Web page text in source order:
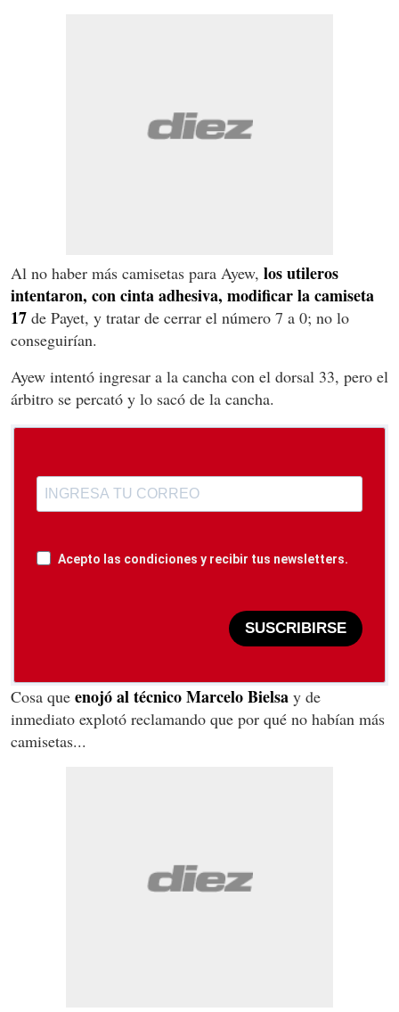
Al no haber más camisetas para Ayew, los utileros
intentaron, con cinta adhesiva, modificar la camiseta
17 de Payet, y tratar de cerrar el número 7 a 0; no lo
conseguirían.
Ayew intentó ingresar a la cancha con el dorsal 33, pero el
árbitro se percató y lo sacó de la cancha.
Acepto las condiciones y recibir tus newsletters.
SUSCRIBIRSE
Cosa que enojó al técnico Marcelo Bielsa y de
inmediato explotó reclamando que por qué no habían más
camisetas...